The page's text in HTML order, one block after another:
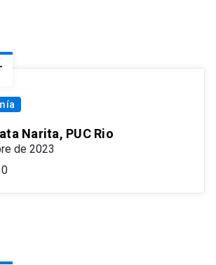
Narita, PUC Rio
de 2023